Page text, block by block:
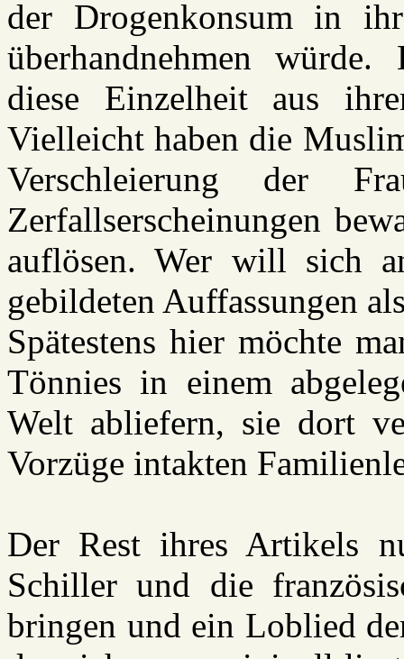
der Drogenkonsum in
überhandnehmen
diese Einzelheit aus
Vielleicht haben die
Verschleierung der
Zerfallserscheinungen
auflösen. Wer will sich
gebildeten Auffassungen
Spätestens hier möchte
Tönnies in einem
Welt abliefern, sie dort
Vorzüge intakten
Der Rest ihres Artikels
Schiller und die
bringen und ein Loblied